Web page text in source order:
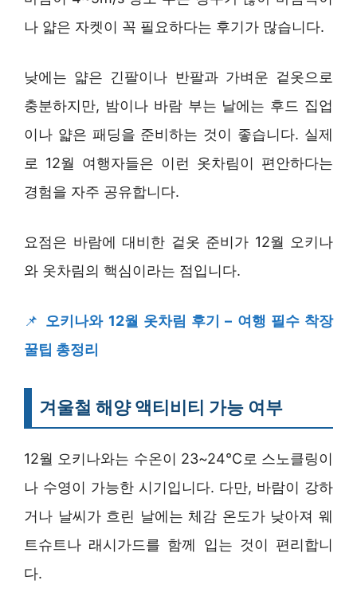
나 얇은 자켓이 꼭 필요하다는 후기가 많습니다.
낮에는 얇은 긴팔이나 반팔과 가벼운 겉옷으로
충분하지만, 밤이나 바람 부는 날에는 후드 집업
이나 얇은 패딩을 준비하는 것이 좋습니다. 실제
로 12월 여행자들은 이런 옷차림이 편안하다는
경험을 자주 공유합니다.
요점은 바람에 대비한 겉옷 준비가 12월 오키나
와 옷차림의 핵심이라는 점입니다.
📌 오키나와 12월 옷차림 후기 – 여행 필수 착장
꿀팁 총정리
겨울철 해양 액티비티 가능 여부
12월 오키나와는 수온이 23~24℃로 스노클링이
나 수영이 가능한 시기입니다. 다만, 바람이 강하
거나 날씨가 흐린 날에는 체감 온도가 낮아져 웨
트슈트나 래시가드를 함께 입는 것이 편리합니
다.